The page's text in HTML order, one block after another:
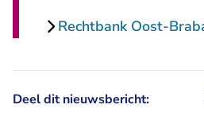
Rechtbank Oost-
Deel dit nieuwsbericht: